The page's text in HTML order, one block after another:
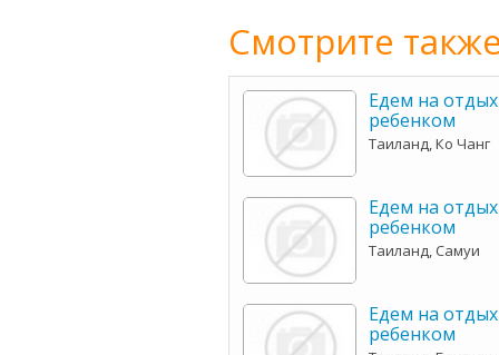
Смотрите
Едем на
ребенком
Таиланд, Ко Чанг
Едем на
ребенком
Таиланд, Самуи
Едем на
ребенком